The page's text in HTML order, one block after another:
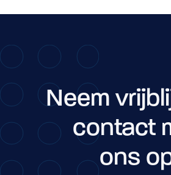
Neem
contact
ons